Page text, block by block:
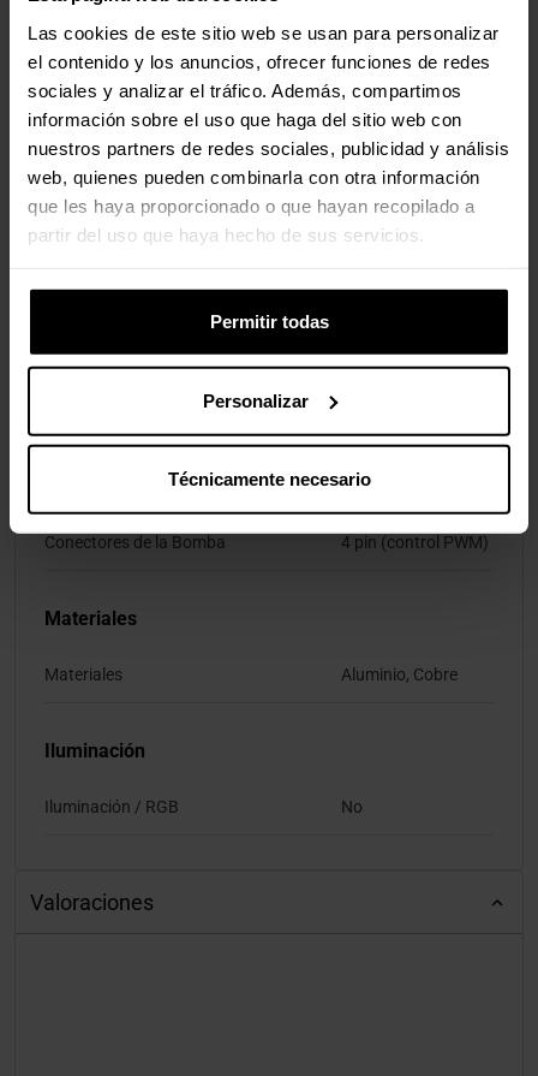
Las cookies de este sitio web se usan para personalizar
el contenido y los anuncios, ofrecer funciones de redes
sociales y analizar el tráfico. Además, compartimos
información sobre el uso que haga del sitio web con
nuestros partners de redes sociales, publicidad y análisis
web, quienes pueden combinarla con otra información
que les haya proporcionado o que hayan recopilado a
partir del uso que haya hecho de sus servicios.
Permitir todas
Personalizar
Técnicamente necesario
CPU
Zócalo de CPU
1700, 1851, AM4,
AM5
Especificaciones del Ventilador
Tamaño del Ventilador
Ventiladores Incluidos 2
Puertas Internas
Conectores de Ventilador 4 pines (PWM)
Conectores de la Bomba 4 pin (control PWM)
Materiales
Materiales Aluminio, Cobre
Iluminación
Iluminación / RGB No
Valoraciones